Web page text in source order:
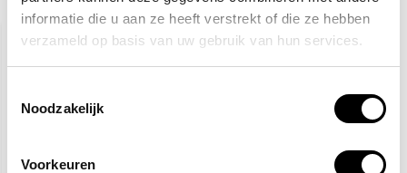
informatie die u aan ze heeft verstrekt of die ze hebben
verzameld op basis van uw gebruik van hun services.
Noodzakelijk
Voorkeuren